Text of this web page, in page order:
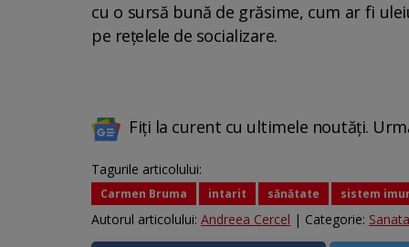
cu o sursă bună de grăsime, cum ar fi
pe rețelele de socializare.
Fiți la curent cu ultimele noutăți.
Tagurile articolului:
Carmen Bruma intarit sănătate sistem
Autorul articolului: Andreea Cercel | Categorie: